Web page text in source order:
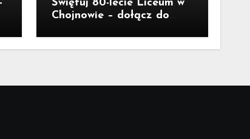
Świętuj 80-lecie Liceum w
Chojnowie – dołącz do